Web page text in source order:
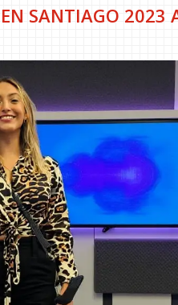
SANTIAGO 2023